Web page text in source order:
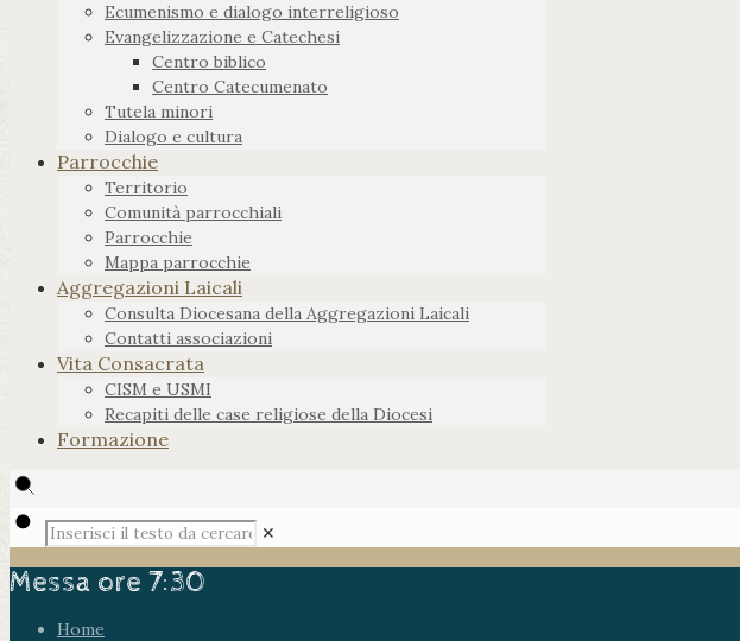
Ecumenismo e dialogo interreligioso
Evangelizzazione e Catechesi
Centro biblico
Centro Catecumenato
Tutela minori
Dialogo e cultura
Parrocchie
Territorio
Comunità parrocchiali
Parrocchie
Mappa parrocchie
Aggregazioni Laicali
Consulta Diocesana della Aggregazioni Laicali
Contatti associazioni
Vita Consacrata
CISM e USMI
Recapiti delle case religiose della Diocesi
Formazione
✕
Messa ore 7:30
Home